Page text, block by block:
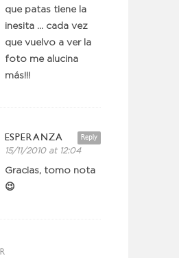
que patas tiene la
inesita … cada vez
que vuelvo a ver la
foto me alucina
más!!!
Reply
ESPERANZA
15/11/2010 at 12:04
Gracias, tomo nota
😉